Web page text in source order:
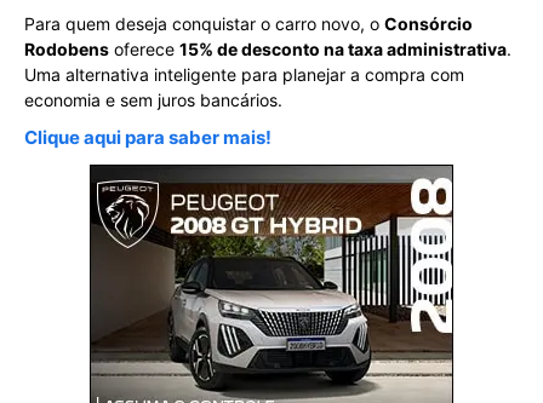
Para quem deseja conquistar o carro novo, o Consórcio
Rodobens oferece 15% de desconto na taxa administrativa.
Uma alternativa inteligente para planejar a compra com
economia e sem juros bancários.
Clique aqui para saber mais!